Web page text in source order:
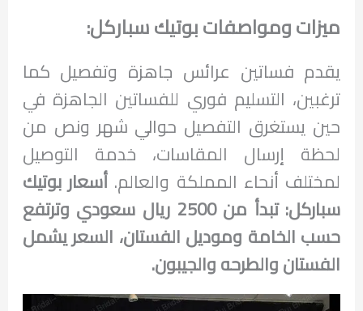
ميزات ومواصفات بوتيك سباركل:
يقدم فساتين عرائس جاهزة وتفصيل كما
ترغبين، التسليم فوري للفساتين الجاهزة في
حين يستغرق التفصيل حوالي شهر ونص من
لحظة إرسال المقاسات، خدمة التوصيل
لمختلف أنحاء المملكة والعالم. أسعار بوتيك
سباركل: تبدأ من 2500 ريال سعودي وترتفع
حسب الخامة وموديل الفستان، السعر يشمل
الفستان والطرحه والجيبون.